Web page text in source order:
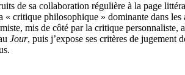
de sa collaboration régulière à la page
critique philosophique » dominante dans les
mis de côté par la critique personnaliste,
Jour, puis j’expose ses critères de jugement